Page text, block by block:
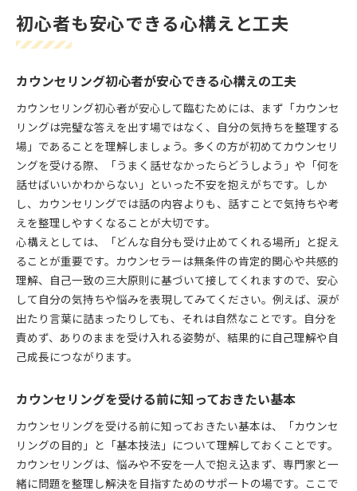
初心者も安心できる心構えと工夫
カウンセリング初心者が安心できる心構えの工夫
カウンセリング初心者が安心して臨むためには、まず「カウンセ
リングは完璧な答えを出す場ではなく、自分の気持ちを整理する
場」であることを理解しましょう。多くの方が初めてカウンセリ
ングを受ける際、「うまく話せなかったらどうしよう」や「何を
話せばいいかわからない」といった不安を抱えがちです。しか
し、カウンセリングでは話の内容よりも、話すことで気持ちや考
えを整理しやすくなることが大切です。
心構えとしては、「どんな自分も受け止めてくれる場所」と捉え
ることが重要です。カウンセラーは無条件の肯定的関心や共感的
理解、自己一致の三大原則に基づいて接してくれますので、安心
して自分の気持ちや悩みを表現してみてください。例えば、涙が
出たり言葉に詰まったりしても、それは自然なことです。自分を
責めず、ありのままを受け入れる姿勢が、結果的に自己理解や自
己成長につながります。
カウンセリングを受ける前に知っておきたい基本
カウンセリングを受ける前に知っておきたい基本は、「カウンセ
リングの目的」と「基本技法」について理解しておくことです。
カウンセリングは、悩みや不安を一人で抱え込まず、専門家と一
緒に問題を整理し解決を目指すためのサポートの場です。ここで